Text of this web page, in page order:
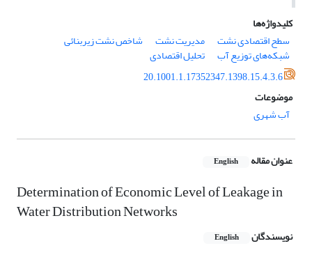
کلیدواژه‌ها
سطح اقتصادی نشت
مدیریت نشت شاخص نشت زیربنائی
شبکه‌های توزیع آب
تحلیل اقتصادی
20.1001.1.17352347.1398.15.4.3.6
موضوعات
آب شهری
عنوان مقاله English
Determination of Economic Level of Leakage in
Water Distribution Networks
نویسندگان English